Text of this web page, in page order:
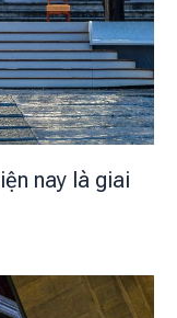
nay là giai